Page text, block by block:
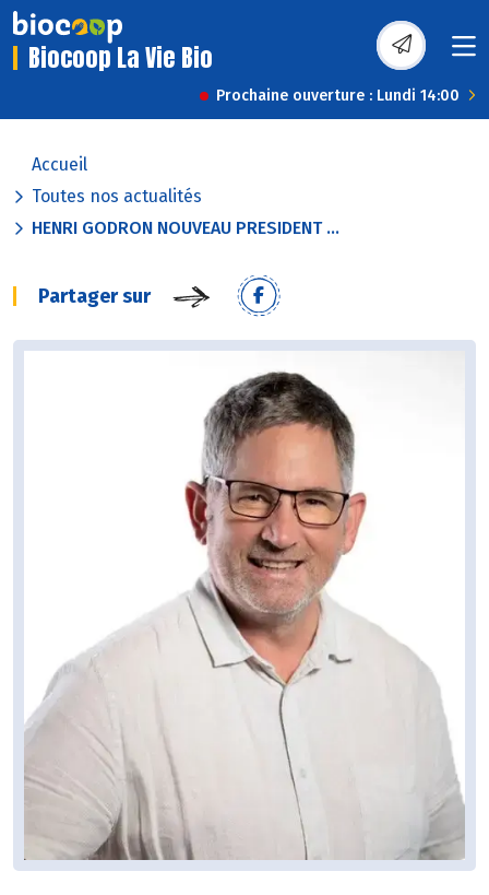
Biocoop La Vie Bio
Prochaine ouverture : Lundi 14:00
Accueil
Toutes nos actualités
HENRI GODRON NOUVEAU PRESIDENT ...
Partager sur